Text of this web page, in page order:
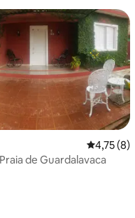
4,75 de
4,75 (8)
de Guardalavaca